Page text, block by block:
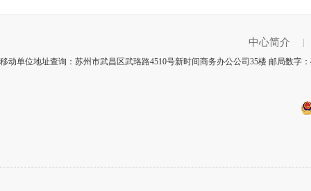
中心简介
移动单位地址查询：苏州市武昌区武珞路4510号新时间商务办公公司35楼 邮局数字